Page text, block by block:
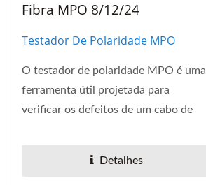
Fibra MPO 8/12/24
Testador De Polaridade MPO
O testador de polaridade MPO é uma
ferramenta útil projetada para
verificar os defeitos de um cabo de
Detalhes